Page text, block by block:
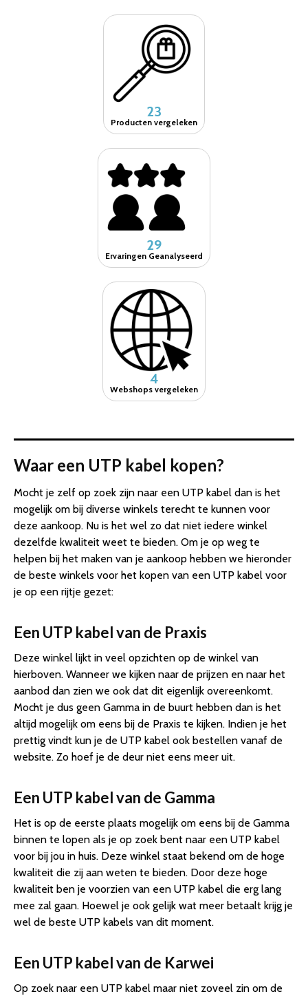
23
Producten vergeleken
29
Ervaringen Geanalyseerd
4
Webshops vergeleken
Waar een UTP kabel kopen?
Mocht je zelf op zoek zijn naar een UTP kabel dan is het
mogelijk om bij diverse winkels terecht te kunnen voor
deze aankoop. Nu is het wel zo dat niet iedere winkel
dezelfde kwaliteit weet te bieden. Om je op weg te
helpen bij het maken van je aankoop hebben we hieronder
de beste winkels voor het kopen van een UTP kabel voor
je op een rijtje gezet:
Een UTP kabel van de Praxis
Deze winkel lijkt in veel opzichten op de winkel van
hierboven. Wanneer we kijken naar de prijzen en naar het
aanbod dan zien we ook dat dit eigenlijk overeenkomt.
Mocht je dus geen Gamma in de buurt hebben dan is het
altijd mogelijk om eens bij de Praxis te kijken. Indien je het
prettig vindt kun je de UTP kabel ook bestellen vanaf de
website. Zo hoef je de deur niet eens meer uit.
Een UTP kabel van de Gamma
Het is op de eerste plaats mogelijk om eens bij de Gamma
binnen te lopen als je op zoek bent naar een UTP kabel
voor bij jou in huis. Deze winkel staat bekend om de hoge
kwaliteit die zij aan weten te bieden. Door deze hoge
kwaliteit ben je voorzien van een UTP kabel die erg lang
mee zal gaan. Hoewel je ook gelijk wat meer betaalt krijg je
wel de beste UTP kabels van dit moment.
Een UTP kabel van de Karwei
Op zoek naar een UTP kabel maar niet zoveel zin om de